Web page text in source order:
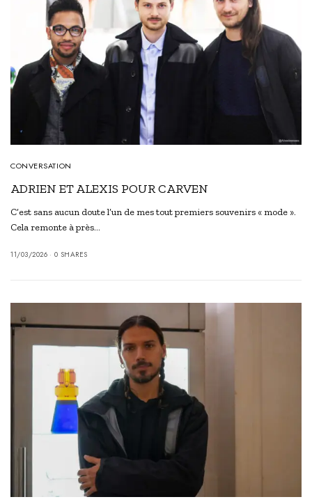
CONVERSATION
ADRIEN ET ALEXIS POUR CARVEN
C’est sans aucun doute l’un de mes tout premiers souvenirs « mode ».
Cela remonte à près…
11/03/2026 0 SHARES